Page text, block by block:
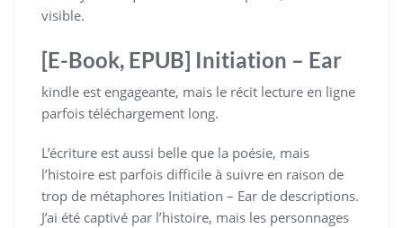
visible.
[E-Book, EPUB] Initiation – Ear
kindle est engageante, mais le récit lecture en ligne
parfois téléchargement long.
L’écriture est aussi belle que la poésie, mais
l’histoire est parfois difficile à suivre en raison de
trop de métaphores Initiation – Ear de descriptions.
J’ai été captivé par l’histoire, mais les personnages